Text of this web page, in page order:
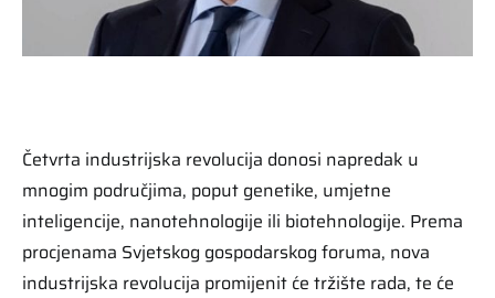
Četvrta industrijska revolucija donosi napredak u
mnogim područjima, poput genetike, umjetne
inteligencije, nanotehnologije ili biotehnologije. Prema
procjenama Svjetskog gospodarskog foruma, nova
industrijska revolucija promijenit će tržište rada, te će